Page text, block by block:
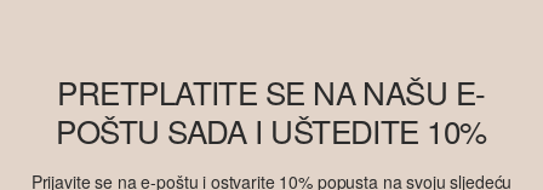
PRETPLATITE SE NA NAŠU E-
POŠTU SADA I UŠTEDITE 10%
Prijavite se na e-poštu i ostvarite 10% popusta na svoju sljedeću